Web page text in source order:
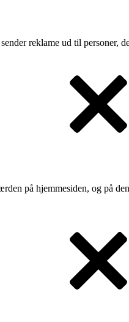
reklame ud til personer,
på hjemmesiden, og på